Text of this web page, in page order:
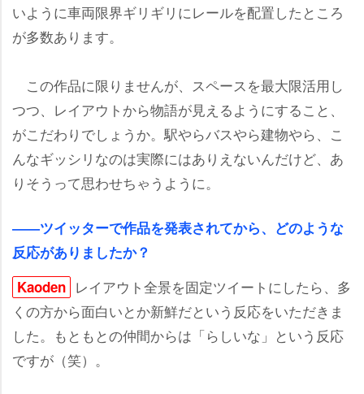
いように車両限界ギリギリにレールを配置したところ
が多数あります。
この作品に限りませんが、スペースを最大限活用し
つつ、レイアウトから物語が見えるようにすること、
がこだわりでしょうか。駅やらバスやら建物やら、こ
んなギッシリなのは実際にはありえないんだけど、あ
りそうって思わせちゃうように。
――ツイッターで作品を発表されてから、どのような
反応がありましたか？
Kaoden レイアウト全景を固定ツイートにしたら、多
くの方から面白いとか新鮮だという反応をいただきま
した。もともとの仲間からは「らしいな」という反応
ですが（笑）。